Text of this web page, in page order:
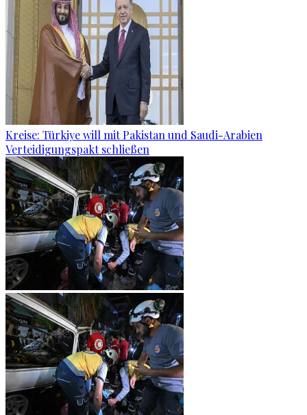
Kreise: Türkiye will mit Pakistan und Saudi-Arabien
Verteidigungspakt schließen